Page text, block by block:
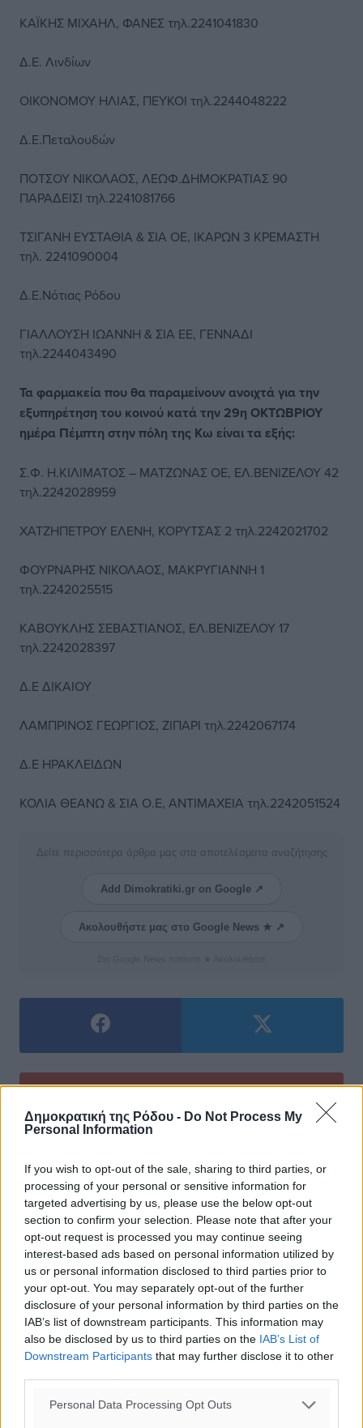
Δημοκρατική της Ρόδου - Do Not Process My
Personal Information
If you wish to opt-out of the sale, sharing to third parties, or
processing of your personal or sensitive information for
targeted advertising by us, please use the below opt-out
section to confirm your selection. Please note that after your
opt-out request is processed you may continue seeing
interest-based ads based on personal information utilized by
us or personal information disclosed to third parties prior to
your opt-out. You may separately opt-out of the further
disclosure of your personal information by third parties on the
IAB’s list of downstream participants. This information may
also be disclosed by us to third parties on the IAB’s List of
Downstream Participants that may further disclose it to other
Personal Data Processing Opt Outs
ΚΑΪΚΗΣ ΜΙΧΑΗΛ, ΦΑΝΕΣ τηλ.2241041830
Δ.Ε. Λινδίων
ΟΙΚΟΝΟΜΟΥ ΗΛΙΑΣ, ΠΕΥΚΟΙ τηλ.2244048222
Δ.Ε.Πεταλουδών
ΠΟΤΣΟΥ ΝΙΚΟΛΑΟΣ, ΛΕΩΦ.ΔΗΜΟΚΡΑΤΙΑΣ 90
ΠΑΡΑΔΕΙΣΙ τηλ.2241081766
ΤΣΙΓΑΝΗ ΕΥΣΤΑΘΙΑ & ΣΙΑ ΟΕ, ΙΚΑΡΩΝ 3 ΚΡΕΜΑΣΤΗ
τηλ. 2241090004
Δ.Ε.Νότιας Ρόδου
ΓΙΑΛΛΟΥΣΗ ΙΩΑΝΝΗ & ΣΙΑ ΕΕ, ΓΕΝΝΑΔΙ
τηλ.2244043490
Τα φαρμακεία που θα παραμείνουν ανοιχτά για την
εξυπηρέτηση του κοινού κατά την 29η ΟΚΤΩΒΡΙΟΥ
ημέρα Πέμπτη στην πόλη της Κω είναι τα εξής:
Σ.Φ. Η.ΚΙΛΙΜΑΤΟΣ – ΜΑΤΖΩΝΑΣ ΟΕ, ΕΛ.ΒΕΝΙΖΕΛΟΥ 42
τηλ.2242028959
ΧΑΤΖΗΠΕΤΡΟΥ ΕΛΕΝΗ, ΚΟΡΥΤΣΑΣ 2 τηλ.2242021702
ΦΟΥΡΝΑΡΗΣ ΝΙΚΟΛΑΟΣ, ΜΑΚΡΥΓΙΑΝΝΗ 1
τηλ.2242025515
ΚΑΒΟΥΚΛΗΣ ΣΕΒΑΣΤΙΑΝΟΣ, ΕΛ.ΒΕΝΙΖΕΛΟΥ 17
τηλ.2242028397
Δ.Ε ΔΙΚΑΙΟΥ
ΛΑΜΠΡΙΝΟΣ ΓΕΩΡΓΙΟΣ, ΖΙΠΑΡΙ τηλ.2242067174
Δ.Ε ΗΡΑΚΛΕΙΔΩΝ
ΚΟΛΙΑ ΘΕΑΝΩ & ΣΙΑ Ο.Ε, ΑΝΤΙΜΑΧΕΙΑ τηλ.2242051524
Δείτε περισσότερα άρθρα μας στα αποτελέσματα αναζήτησης
Add Dimokratiki.gr on Google ↗
Ακολουθήστε μας στο Google News ★ ↗
0
ΣΧΕΤΙΚΆ
ΕΛΤΑ: Ποια καταστήματα θα κλείσουν και ποια θα
παραμείνουν ανοιχτά